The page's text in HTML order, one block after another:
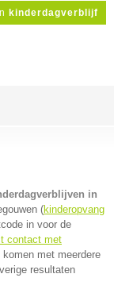
kinderdagverblijf
in
(kinderopvang
in voor de
contact met
met meerdere
resultaten